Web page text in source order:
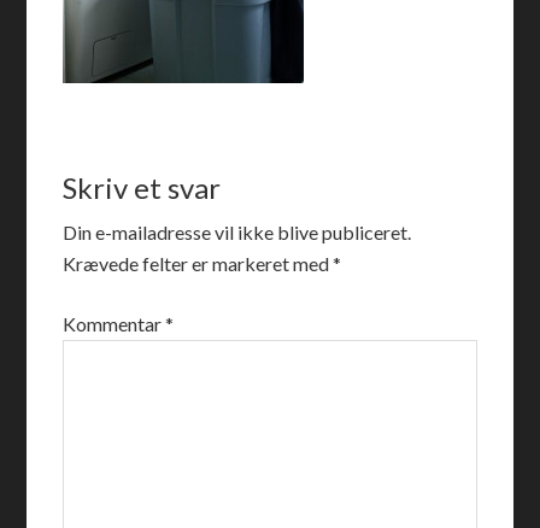
Skriv et svar
Din e-mailadresse vil ikke blive publiceret.
Krævede felter er markeret med*
Kommentar*